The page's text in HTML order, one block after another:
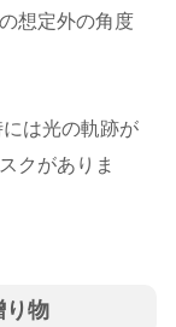
想定外の角度
は光の軌跡が
クがありま
り物